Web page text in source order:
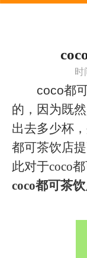
时
coco都
的，因为既
出去多少杯
都可茶饮店
此对于coco
coco都可茶饮